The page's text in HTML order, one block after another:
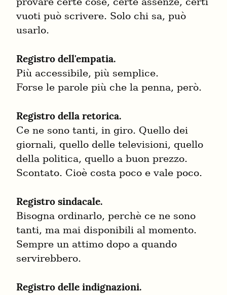
vuoti può scrivere. Solo chi sa, può
usarlo.
Registro dell'empatia.
Più accessibile, più semplice.
Forse le parole più che la penna, però.
Registro della retorica.
Ce ne sono tanti, in giro. Quello dei
giornali, quello delle televisioni, quello
della politica, quello a buon prezzo.
Scontato. Cioè costa poco e vale poco.
Registro sindacale.
Bisogna ordinarlo, perchè ce ne sono
tanti, ma mai disponibili al momento.
Sempre un attimo dopo a quando
servirebbero.
Registro delle indignazioni.